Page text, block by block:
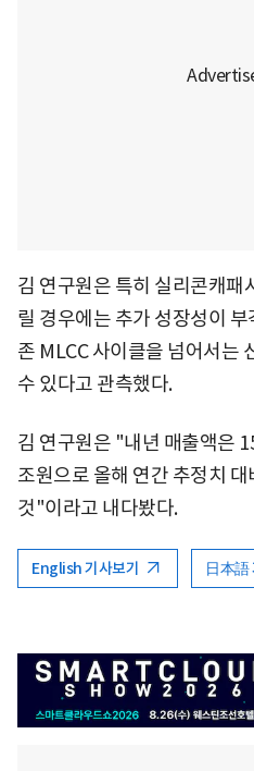
김 연구원은 특히 실리콘캐패
릴 경우에는 추가 성장성이
존 MLCC 사이클을 넘어서는
수 있다고 관측했다.
김 연구원은 "내년 매출액은
조원으로 올해 연간 추정치
것"이라고 내다봤다.
English 기사보기 日本語